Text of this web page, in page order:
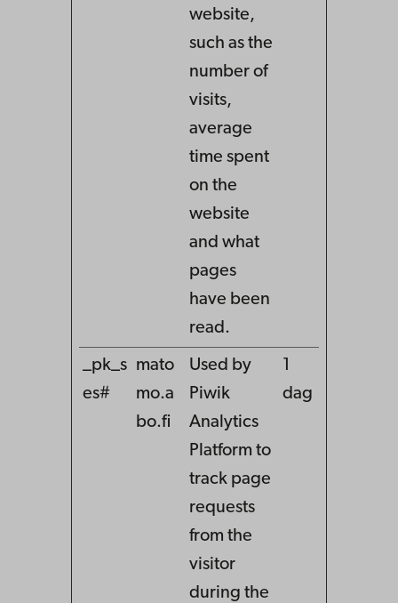
website,
such as the
number of
visits,
average
time spent
on the
website
and what
pages
have been
read.
_pk_s
es#
mato
mo.a
bo.fi
Used by
Piwik
Analytics
Platform to
track page
requests
from the
visitor
during the
1
dag